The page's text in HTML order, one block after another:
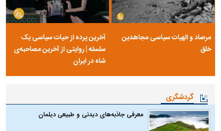
مرصاد و الهیات سیاسی مجاهدین
خلق
آخرین پرده از حیات سیاسی یک
سلسله | روایتی از آخرین مصاحبه‌ی
شاه در ایران
گردشگری
معرفی جاذبه‌های دیدنی و طبیعی دیلمان